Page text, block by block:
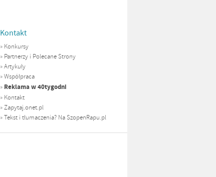
Kontakt
» Konkursy
» Partnerzy i Polecane Strony
»Artykuły
»Współpraca
» Reklama w 40tygodni
» Kontakt
»Zapytaj.onet.pl
»Tekst i tłumaczenia? Na SzopenRapu.pl